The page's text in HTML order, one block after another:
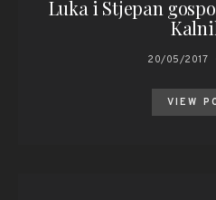
Luka i Stjepan
20/05/2017
VIEW